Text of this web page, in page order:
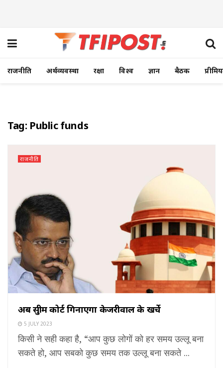
राजनीति अर्थव्यवस्था रक्षा विश्व ज्ञान बैठक
Tag: Public funds
राजनीति
अब सुप्रीम कोर्ट गिनाएगा केजरीवाल के खर्चे
5 JULY 2023
किसी ने सही कहा है, “आप कुछ लोगों को हर समय उल्लू बना
सकते हो, आप सबको कुछ समय तक उल्लू बना सकते ...